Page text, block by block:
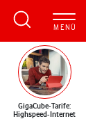
GigaCube-Tarife:
Highspeed-Internet